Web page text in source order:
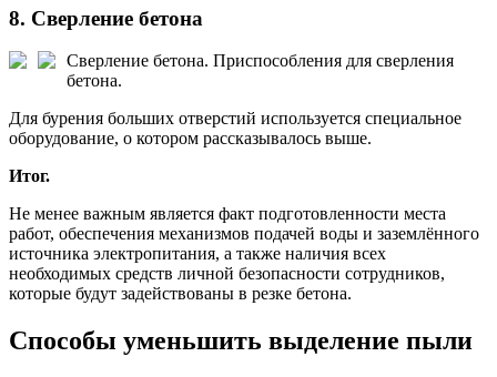
8. Сверление бетона
Сверление бетона. Приспособления для сверления
бетона.
Для бурения больших отверстий используется специальное
оборудование, о котором рассказывалось выше.
Итог.
Не менее важным является факт подготовленности места
работ, обеспечения механизмов подачей воды и заземлённого
источника электропитания, а также наличия всех
необходимых средств личной безопасности сотрудников,
которые будут задействованы в резке бетона.
Способы уменьшить выделение пыли